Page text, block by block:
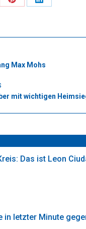
Share
Pinterest
Share
LinkedIn
Max Mohs
mit wichtigen
Das ist Leon
in letzter Minute